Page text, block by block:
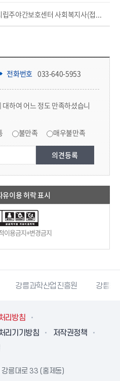
[구인 마감] 강릉시립주야간보호센터 사회복지사(접수기간 5.11.(월)~채용시까지)
전화번호 033-640-5953
하여 어느 정도 만족하셨습니
불만족 매우불만족
유이용 허락 표시
이용금지+변경금지
강릉과학산업진흥원 강릉문
리방침
리기기방침
저작권정책
릉대로 33 (홍제동)